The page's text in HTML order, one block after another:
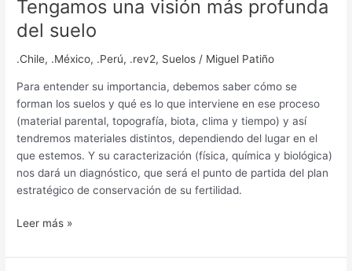
Tengamos una visión más profunda
del suelo
.Chile, .México, .Perú, .rev2, Suelos / Miguel Patiño
Para entender su importancia, debemos saber cómo se
forman los suelos y qué es lo que interviene en ese proceso
(material parental, topografía, biota, clima y tiempo) y así
tendremos materiales distintos, dependiendo del lugar en el
que estemos. Y su caracterización (física, química y biológica)
nos dará un diagnóstico, que será el punto de partida del plan
estratégico de conservación de su fertilidad.
visión
más
profunda
del
Leer más »